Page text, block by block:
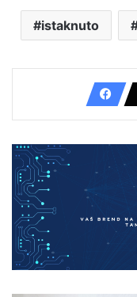
istaknuto